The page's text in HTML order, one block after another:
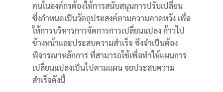
คนในองค์กรต้องให้การสนับสนุนการปรับเปลี่ยน
ซึ่งกำหนดเป็นวัตถุประสงค์ตามความคาดหวัง เพื่อ
ให้การบริหารการจัดการการเปลี่ยนแปลง ก้าวไป
ข้างหน้าและประสบความสำเร็จ ขึงจำเป็นต้อง
พิจารณาหลักการ ที่สามารถใช้เพื่อทำให้แผนการ
เปลี่ยนแปลงเป็นไปตามแผน จยประสบความ
สำเร็จดังนี้